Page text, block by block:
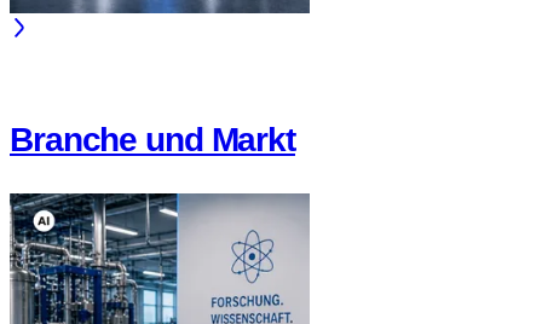
Branche und Markt